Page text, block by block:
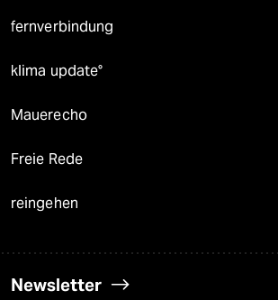
fernverbindung
klima update°
Mauerecho
Freie Rede
reingehen
Newsletter